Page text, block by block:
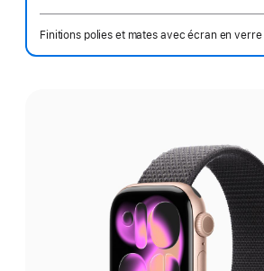
Finitions polies et mates avec écran en